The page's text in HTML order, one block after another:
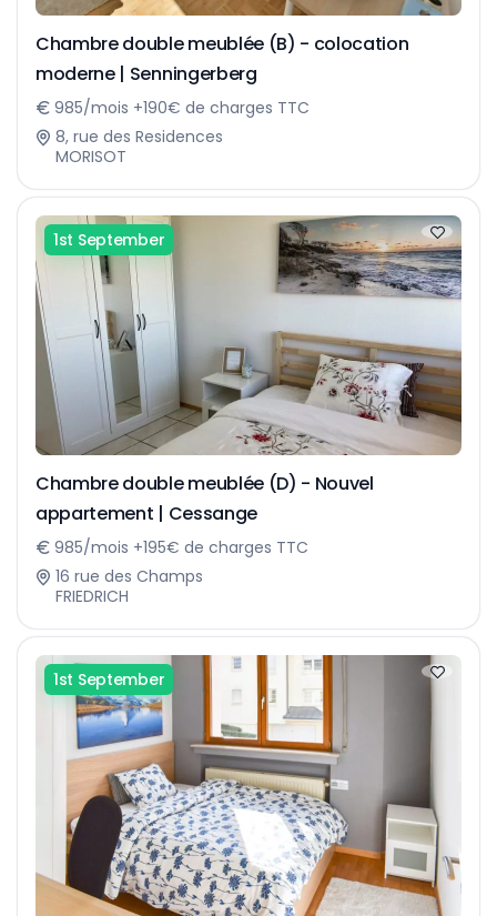
Chambre double meublée (B) - colocation
moderne | Senningerberg
985/mois +190€ de charges TTC
8, rue des Residences
MORISOT
1st September
Chambre double meublée (D) - Nouvel
appartement | Cessange
985/mois +195€ de charges TTC
16 rue des Champs
FRIEDRICH
1st September